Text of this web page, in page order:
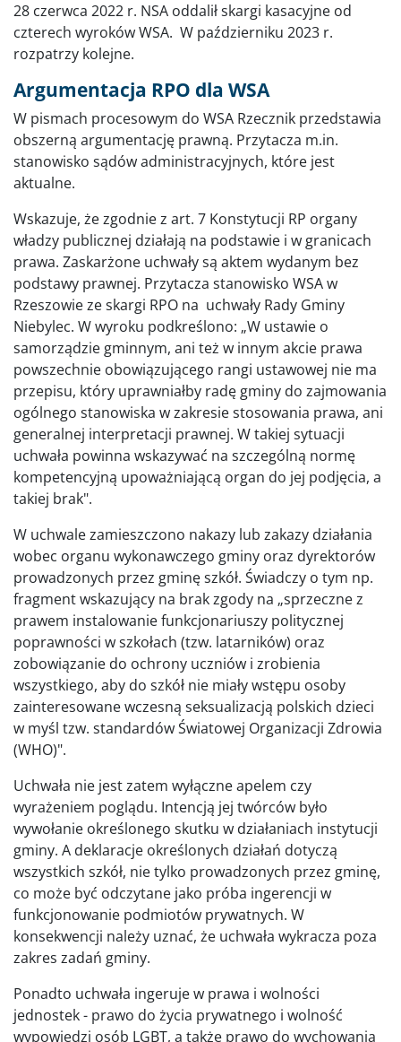
28 czerwca 2022 r. NSA oddalił skargi kasacyjne od
czterech wyroków WSA. W październiku 2023 r.
rozpatrzy kolejne.
Argumentacja RPO dla WSA
W pismach procesowym do WSA Rzecznik przedstawia
obszerną argumentację prawną. Przytacza m.in.
stanowisko sądów administracyjnych, które jest
aktualne.
Wskazuje, że zgodnie z art. 7 Konstytucji RP organy
władzy publicznej działają na podstawie i w granicach
prawa. Zaskarżone uchwały są aktem wydanym bez
podstawy prawnej. Przytacza stanowisko WSA w
Rzeszowie ze skargi RPO na uchwały Rady Gminy
Niebylec. W wyroku podkreślono: „W ustawie o
samorządzie gminnym, ani też w innym akcie prawa
powszechnie obowiązującego rangi ustawowej nie ma
przepisu, który uprawniałby radę gminy do zajmowania
ogólnego stanowiska w zakresie stosowania prawa, ani
generalnej interpretacji prawnej. W takiej sytuacji
uchwała powinna wskazywać na szczególną normę
kompetencyjną upoważniającą organ do jej podjęcia, a
takiej brak".
W uchwale zamieszczono nakazy lub zakazy działania
wobec organu wykonawczego gminy oraz dyrektorów
prowadzonych przez gminę szkół. Świadczy o tym np.
fragment wskazujący na brak zgody na „sprzeczne z
prawem instalowanie funkcjonariuszy politycznej
poprawności w szkołach (tzw. latarników) oraz
zobowiązanie do ochrony uczniów i zrobienia
wszystkiego, aby do szkół nie miały wstępu osoby
zainteresowane wczesną seksualizacją polskich dzieci
w myśl tzw. standardów Światowej Organizacji Zdrowia
(WHO)".
Uchwała nie jest zatem wyłączne apelem czy
wyrażeniem poglądu. Intencją jej twórców było
wywołanie określonego skutku w działaniach instytucji
gminy. A deklaracje określonych działań dotyczą
wszystkich szkół, nie tylko prowadzonych przez gminę,
co może być odczytane jako próba ingerencji w
funkcjonowanie podmiotów prywatnych. W
konsekwencji należy uznać, że uchwała wykracza poza
zakres zadań gminy.
Ponadto uchwała ingeruje w prawa i wolności
jednostek - prawo do życia prywatnego i wolność
wypowiedzi osób LGBT, a także prawo do wychowania